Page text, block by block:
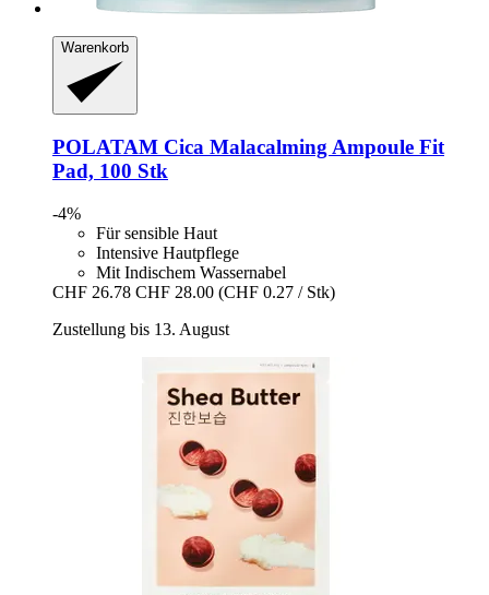
Warenkorb
POLATAM Cica Malacalming Ampoule Fit
Pad, 100 Stk
-4%
Für sensible Haut
Intensive Hautpflege
Mit Indischem Wassernabel
CHF 26.78 CHF 28.00 (CHF 0.27 / Stk)
Zustellung bis 13. August